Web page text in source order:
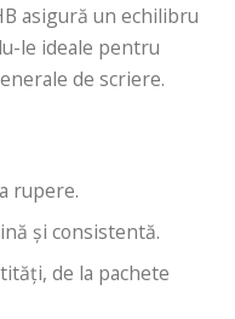
asigură un echilibru
le ideale pentru
de scriere.
rupere.
și consistentă.
de la pachete